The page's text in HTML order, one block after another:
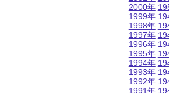
2000年
1999年
1998年
1997年
1996年
1995年
1994年
1993年
1992年
1991年